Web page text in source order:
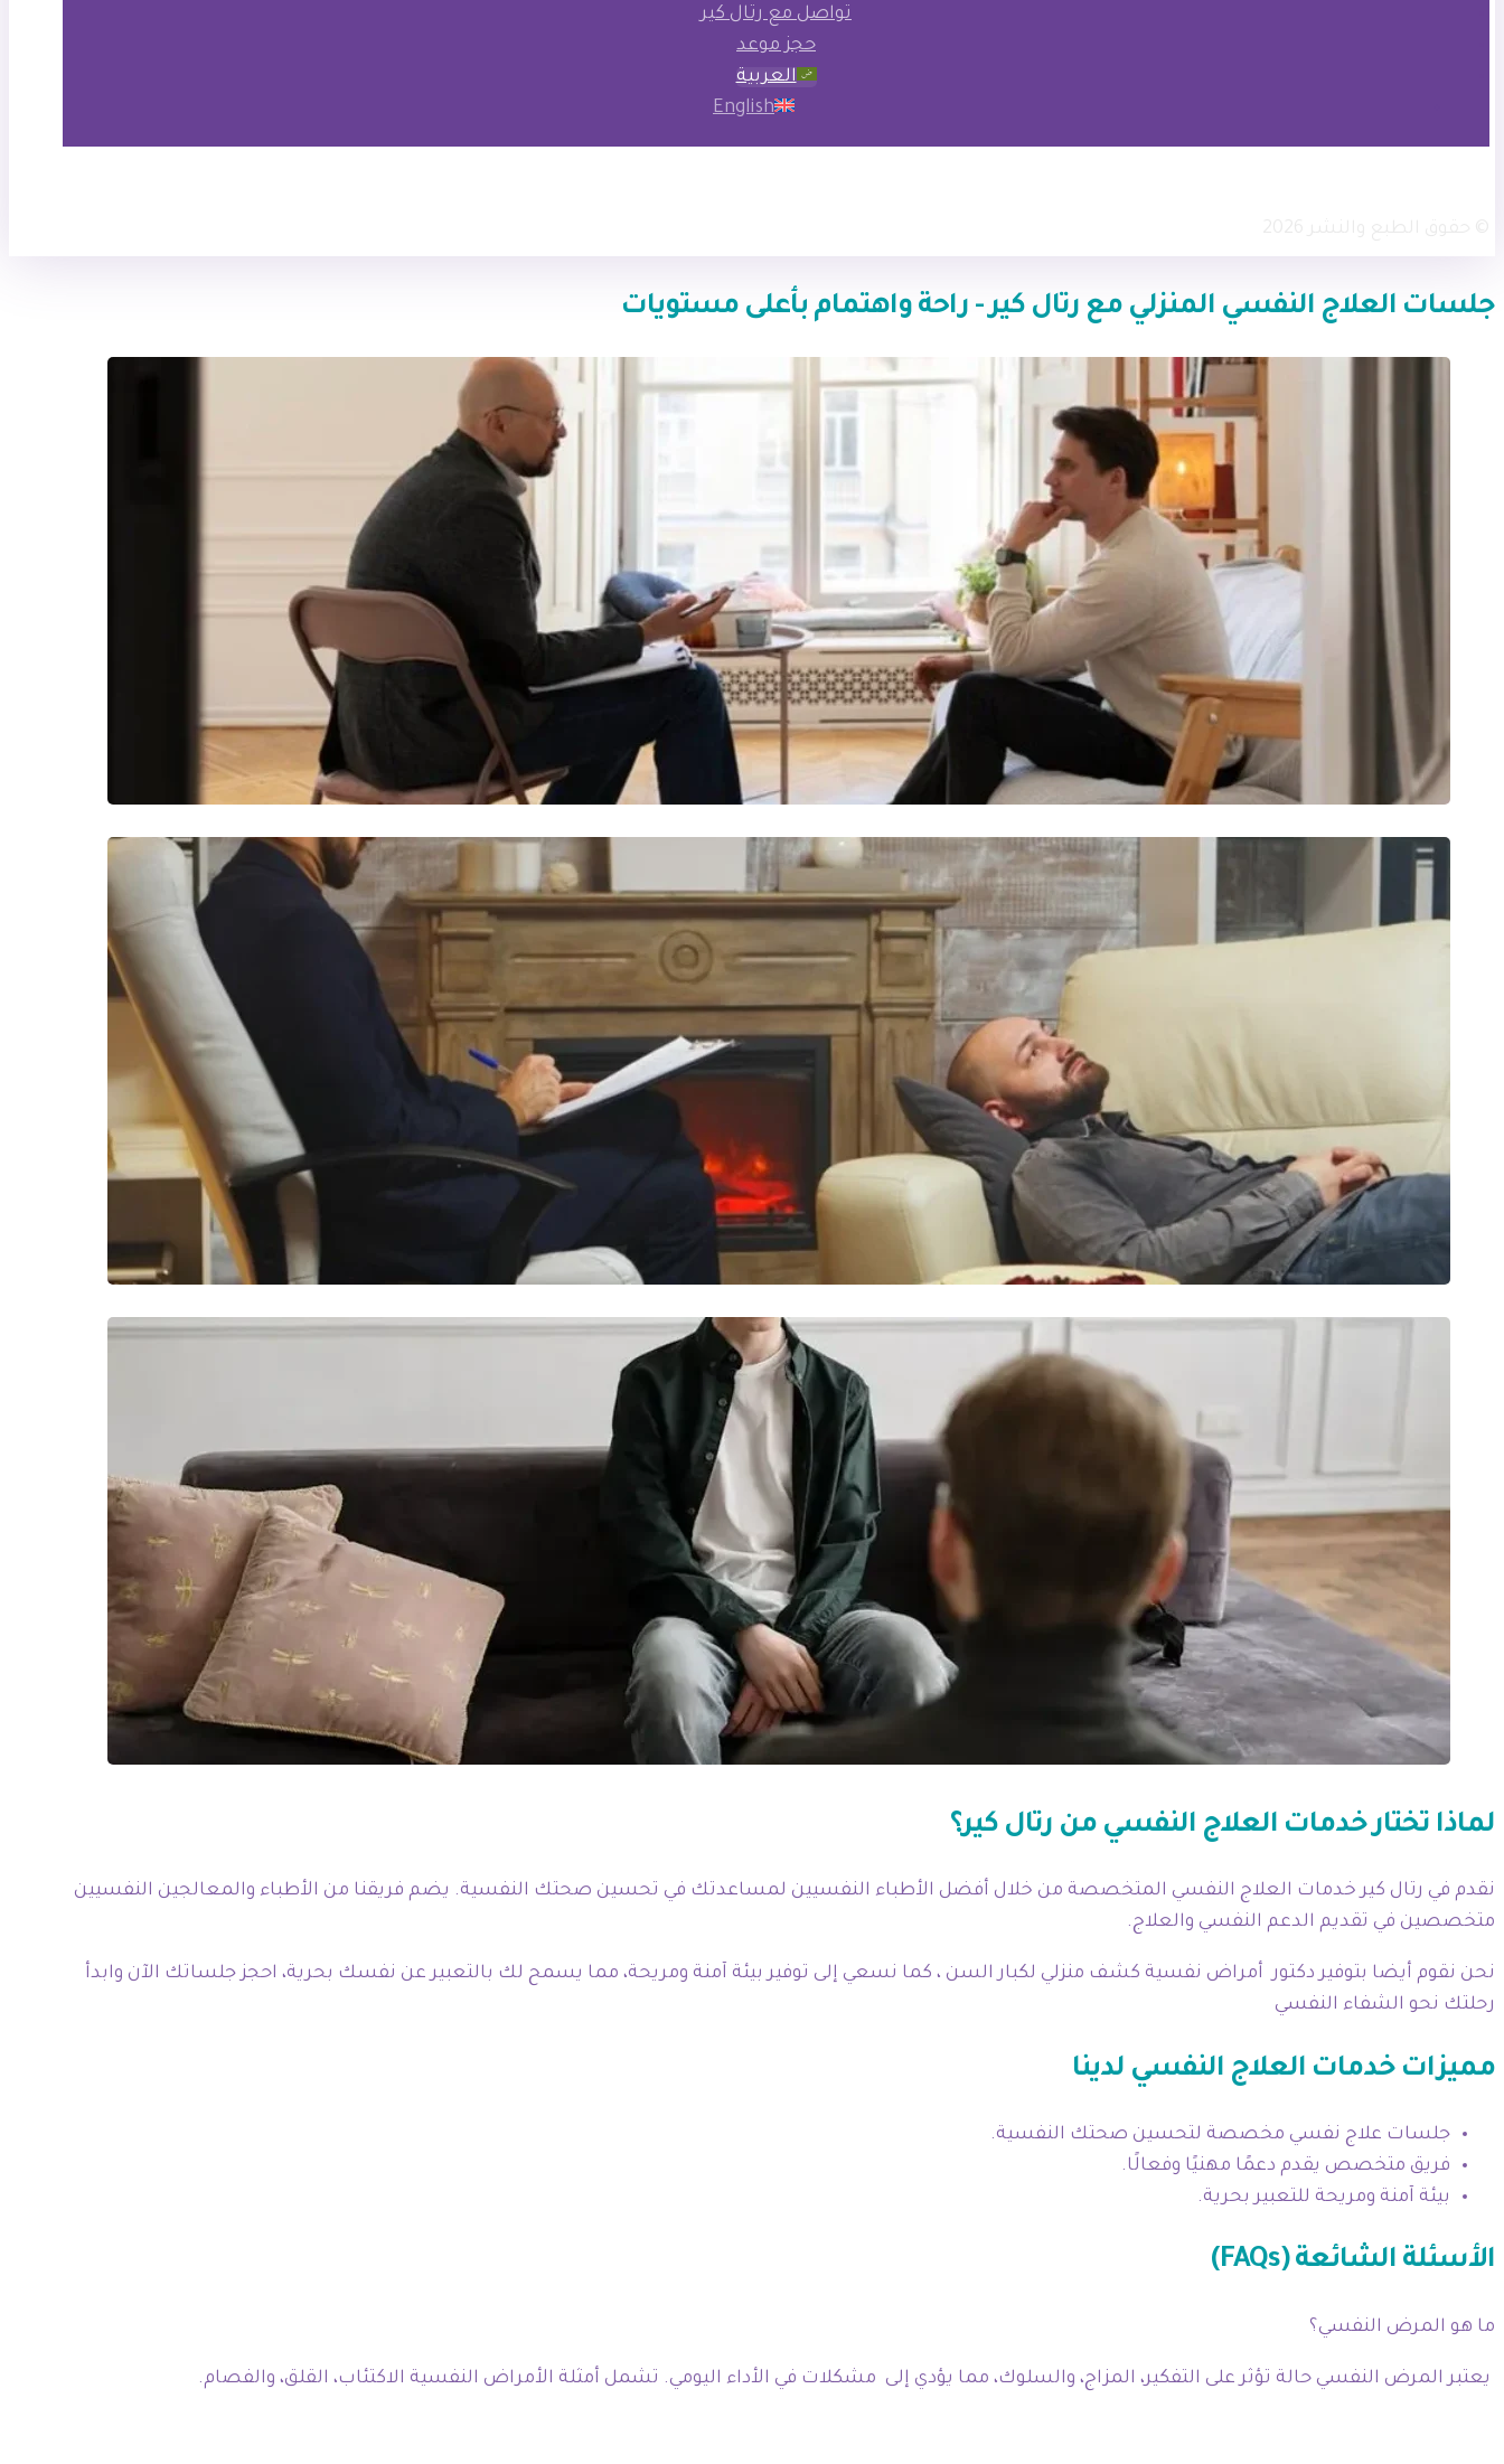
تواصل مع رتال كير
حجز موعد
العربية
English
جلسات العلاج النفسي المنزلي مع رتال كير - راحة واهتمام بأعلى مستويات
لماذا تختار خدمات العلاج النفسي من رتال كير؟
نقدم في رتال كير خدمات العلاج النفسي المتخصصة من خلال أفضل الأطباء النفسيين لمساعدتك في تحسين صحتك النفسية. يضم فريقنا من الأطباء والمعالجين النفسيين
متخصصين في تقديم الدعم النفسي والعلاج.
نحن نقوم أيضا بتوفير دكتور أمراض نفسية كشف منزلي لكبار السن ، كما نسعي إلى توفير بيئة آمنة ومريحة، مما يسمح لك بالتعبير عن نفسك بحرية، احجز جلساتك الآن وابدأ
رحلتك نحو الشفاء النفسي
مميزات خدمات العلاج النفسي لدينا
جلسات علاج نفسي مخصصة لتحسين صحتك النفسية.
فريق متخصص يقدم دعمًا مهنيًا وفعالًا.
بيئة آمنة ومريحة للتعبير بحرية.
الأسئلة الشائعة (FAQs)
ما هو المرض النفسي؟
يعتبر المرض النفسي حالة تؤثر على التفكير، المزاج، والسلوك، مما يؤدي إلى مشكلات في الأداء اليومي. تشمل أمثلة الأمراض النفسية الاكتئاب، القلق، والفصام.